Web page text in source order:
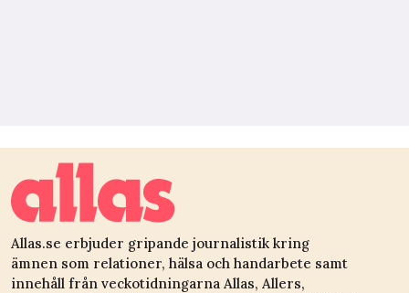
Allas.se erbjuder gripande journalistik kring
ämnen som relationer, hälsa och handarbete samt
innehåll från veckotidningarna Allas, Allers,